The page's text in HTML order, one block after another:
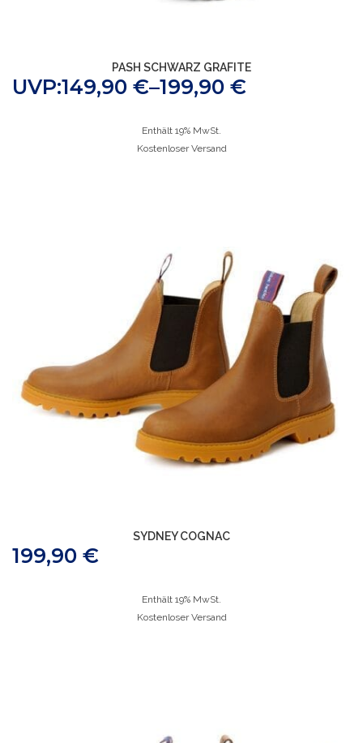
PASH SCHWARZ GRAFITE
UVP:149,90 €–199,90 €
Enthält 19% MwSt.
Kostenloser Versand
SYDNEY COGNAC
199,90 €
Enthält 19% MwSt.
Kostenloser Versand